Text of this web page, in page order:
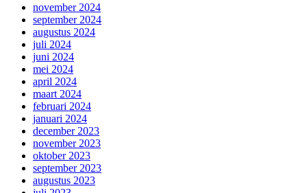
november 2024
september 2024
augustus 2024
juli 2024
juni 2024
mei 2024
april 2024
maart 2024
februari 2024
januari 2024
december 2023
november 2023
oktober 2023
september 2023
augustus 2023